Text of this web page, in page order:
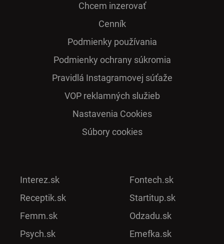
Chcem inzerovať
Cenník
Podmienky používania
Podmienky ochrany súkromia
Pra­vidlá Ins­ta­gra­mo­vej sú­ťaže
VOP reklamných služieb
Nastavenia Cookies
Súbory cookies
Interez.sk
Receptik.sk
Femm.sk
Psych.sk
Fontech.sk
Startitup.sk
Odzadu.sk
Emefka.sk